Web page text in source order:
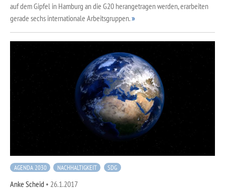
auf dem Gipfel in Hamburg an die G20 herangetragen werden, erarbeiten
gerade sechs internationale Arbeitsgruppen.
AGENDA 2030 NACHHALTIGKEIT SDG
Anke Scheid • 26.1.2017